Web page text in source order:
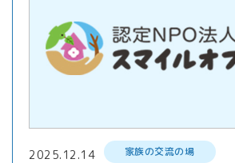
2025.12.14 家族の交流の場